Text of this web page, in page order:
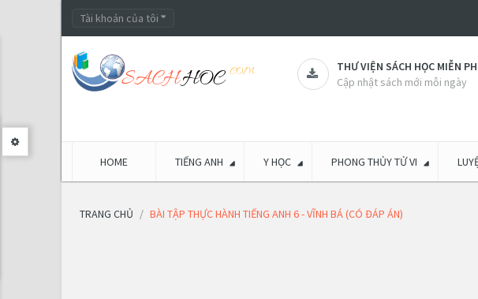
Tài khoản của tôi
THƯ VIỆN SÁCH HỌC MIỄN
Cập nhật sách mới mỗi ngày
HOME TIẾNG ANH Y HỌC PHONG THỦY TỬ VI
TRANG CHỦ BÀI TẬP THỰC HÀNH TIẾNG ANH 6 - VĨNH BÁ (CÓ ĐÁP ÁN)